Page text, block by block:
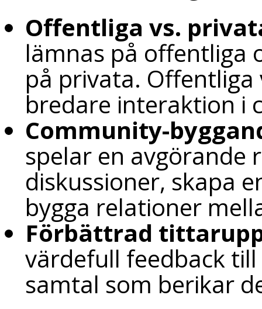
Offentliga vs.
lämnas på offentliga
på privata.
bredare interaktion i
Community-
spelar en
diskussioner, skapa
bygga relationer
Förbättrad
värdefull feedback
samtal som berikar